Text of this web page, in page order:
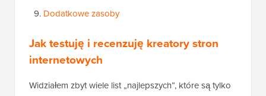
Dodatkowe zasoby
Jak testuję i recenzuję kreatory stron
internetowych
Widziałem zbyt wiele list „najlepszych”, które są tylko